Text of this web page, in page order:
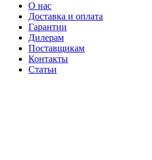
О нас
Доставка и оплата
Гарантии
Дилерам
Поставщикам
Контакты
Статьи